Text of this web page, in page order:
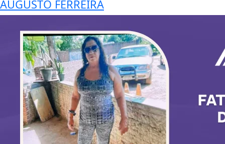
AUGUSTO FERREIRA